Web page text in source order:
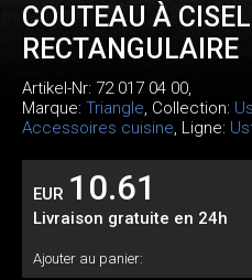
COUTEAU À
RECTANGULAIRE
Artikel-Nr: 72 017 04 00,
Marque: Triangle, Collection:
Accessoires cuisine, Ligne:
EUR 10.61
Livraison gratuite en 24h
Ajouter au panier: